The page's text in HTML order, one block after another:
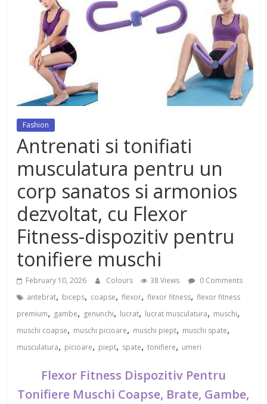
dezvoltat, cu Flexor Fitness-
dispozitiv pentru tonifiere muschi
Fashion
Antrenati si tonifiati
musculatura pentru un
corp sanatos si armonios
dezvoltat, cu Flexor
Fitness-dispozitiv pentru
tonifiere muschi
February 10, 2026 Colours 38 Views
0 Comments
antebrat, biceps, coapse,flexor,flexor fitness,flexor fitness
premium, gambe, genunchi, lucrat, lucrat musculatura, muschi,
muschi coapse, muschi picioare, muschi piept, muschi spate,
musculatura, picioare, piept, spate,tonifiere, umeri
Flexor Fitness Dispozitiv Pentru
Tonifiere Muschi Coapse, Brate, Gambe,